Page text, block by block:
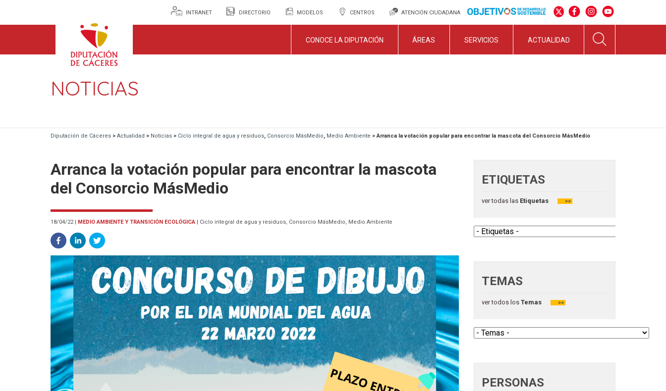
INTRANET DIRECTORIO MODELOS CENTROS ATENCIÓN CIUDADANA
CONOCE LA DIPUTACIÓN ÁREAS SERVICIOS ACTUALIDAD
NOTICIAS
Diputación de Cáceres > Actualidad > Noticias > Ciclo integral de agua y residuos, Consorcio MásMedio, Medio Ambiente >Arranca la votación popular para encontrar la mascota del Consorcio MásMedio
Arranca la votación popular para encontrar la mascota
del Consorcio MásMedio
18/04/22 | MEDIO AMBIENTE Y TRANSICIÓN ECOLÓGICA | Ciclo integral de agua y residuos, Consorcio MásMedio, Medio Ambiente
ETIQUETAS
ver todas las Etiquetas >>
TEMAS
ver todos los Temas >>
PERSONAS